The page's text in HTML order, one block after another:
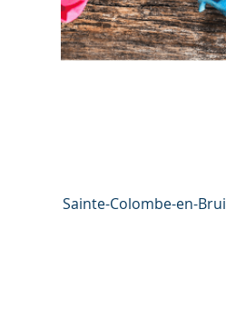
Sainte-Colombe-en-